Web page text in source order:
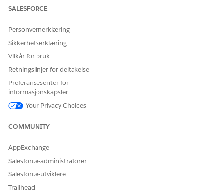
Vise API-er i API-katalog
du i listevisningene. Bruk katalogen som et sentralt sted
for å finne API-er og handlinger som skal brukes i
Salesforce.
Opprette og behandle tilkoblinger for API-ene
Opprett tilkoblinger for å godkjenne bruken av handlinger
du aktiverer for MuleSoft API-er og HTTP-oppkall i
API-kilder fra utenfor API-katalogen, og deretter kan du
Du kan aktivere handlinger som skal brukes i
automatiseringer, som flyter, agenthandlinger og Apex.
Fjerne API-er fra API-katalog
Du kan fjerne hele API-er fra API-katalogen for alle
SALESFORCE
Personvernerklæring
Sikkerhetserklæring
Vilkår for bruk
Retningslinjer for deltakelse
Preferansesenter for
informasjonskapsler
Your Privacy Choices
COMMUNITY
AppExchange
Salesforce-administratorer
Salesforce-utviklere
Trailhead